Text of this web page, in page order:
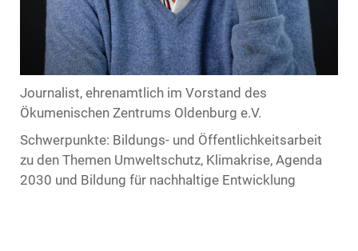
Journalist, ehrenamtlich im Vorstand des
Ökumenischen Zentrums Oldenburg e.V.
Schwerpunkte: Bildungs- und Öffentlichkeitsarbeit
zu den Themen Umweltschutz, Klimakrise, Agenda
2030 und Bildung für nachhaltige Entwicklung